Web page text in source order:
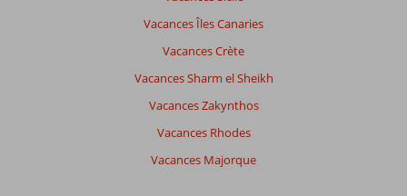
Vacances Îles Canaries
Vacances Crète
Vacances Sharm el Sheikh
Vacances Zakynthos
Vacances Rhodes
Vacances Majorque